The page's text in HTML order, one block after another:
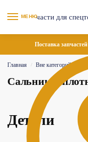
МЕНЮ
Поставка
Главная / Вне категорий
Сальник
Детали